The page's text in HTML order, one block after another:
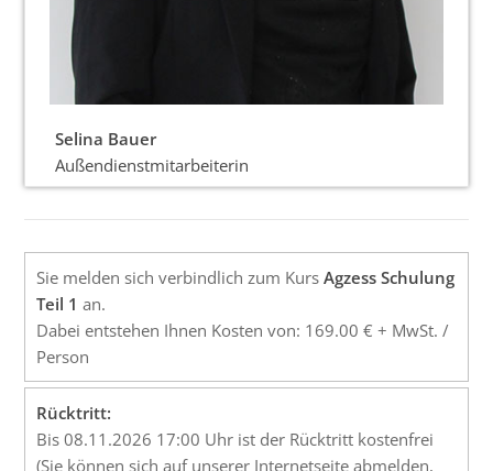
Selina Bauer
Außendienstmitarbeiterin
Sie melden sich verbindlich zum Kurs Agzess Schulung
Teil 1 an.
Dabei entstehen Ihnen Kosten von: 169.00 € + MwSt. /
Person
Rücktritt:
Bis 08.11.2026 17:00 Uhr ist der Rücktritt kostenfrei
(Sie können sich auf unserer Internetseite abmelden,